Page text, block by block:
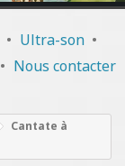
• Ultra-son •
• Nous contacter
Cantate à